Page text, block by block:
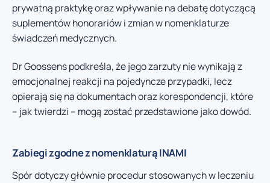
prywatną praktykę oraz wpływanie na debatę dotyczącą
suplementów honorariów i zmian w nomenklaturze
świadczeń medycznych.
Dr Goossens podkreśla, że jego zarzuty nie wynikają z
emocjonalnej reakcji na pojedyncze przypadki, lecz
opierają się na dokumentach oraz korespondencji, które
– jak twierdzi – mogą zostać przedstawione jako dowód.
Zabiegi zgodne z nomenklaturą INAMI
Spór dotyczy głównie procedur stosowanych w leczeniu